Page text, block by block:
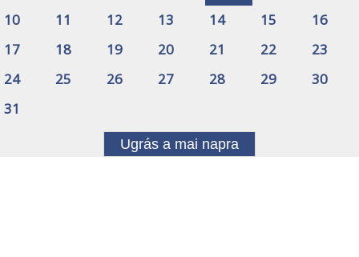
10
11 12 13 14 15
16
17
18 19 20 21 22
23
24
25 26 27 28 29
30
31
Ugrás a mai napra